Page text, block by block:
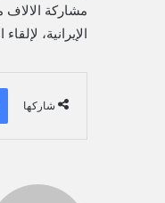
مشاركة الالاف
الإيرانية،
شاركها